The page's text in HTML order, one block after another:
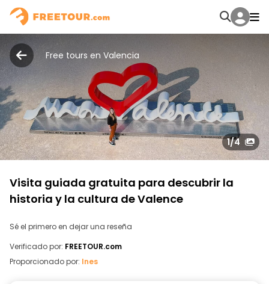
Free tours en Valencia
1/4
Visita guiada gratuita para descubrir la
historia y la cultura de Valence
Sé el primero en dejar una reseña
Verificado por: FREETOUR.com
Proporcionado por: Ines